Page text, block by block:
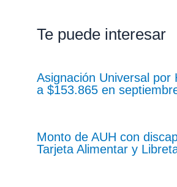
Te puede interesar
Asignación Universal por
a $153.865 en
Monto de AUH con
Tarjeta Alimentar y